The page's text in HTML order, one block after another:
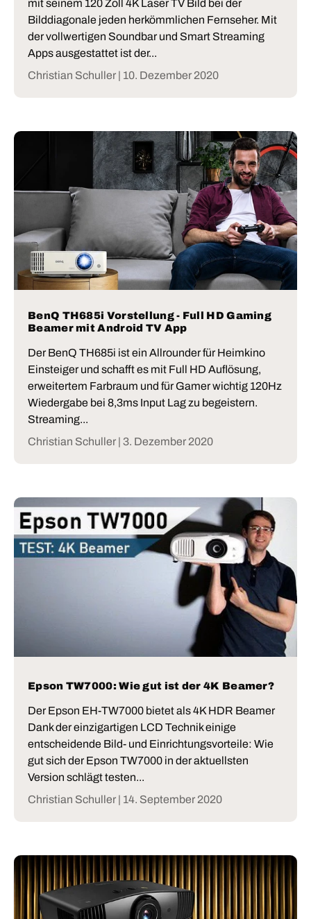
mit seinem 120 Zoll 4K Laser TV Bild bei der
Bilddiagonale jeden herkömmlichen Fernseher. Mit
der vollwertigen Soundbar und Smart Streaming
Apps ausgestattet ist der...
Christian Schuller | 10. Dezember 2020
BenQ TH685i Vorstellung - Full HD Gaming
Beamer mit Android TV App
Der BenQ TH685i ist ein Allrounder für Heimkino
Einsteiger und schafft es mit Full HD Auflösung,
erweitertem Farbraum und für Gamer wichtig 120Hz
Wiedergabe bei 8,3ms Input Lag zu begeistern.
Streaming...
Christian Schuller | 3. Dezember 2020
Epson TW7000: Wie gut ist der 4K Beamer?
Der Epson EH-TW7000 bietet als 4K HDR Beamer
Dank der einzigartigen LCD Technik einige
entscheidende Bild- und Einrichtungsvorteile: Wie
gut sich der Epson TW7000 in der aktuellsten
Version schlägt testen...
Christian Schuller | 14. September 2020